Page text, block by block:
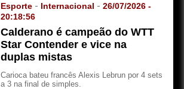
Esporte - Internacional -26/07/2026 -
20:18:56
Calderano é campeão do WTT
Star Contender e vice na
duplas mistas
Carioca bateu francês Alexis Lebrun por 4 sets
a 3 na final de simples.